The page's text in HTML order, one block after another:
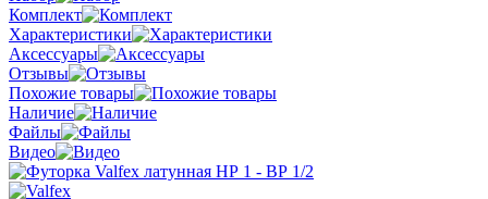
Комплект
Характеристики
Аксессуары
Отзывы
Похожие товары
Наличие
Файлы
Видео